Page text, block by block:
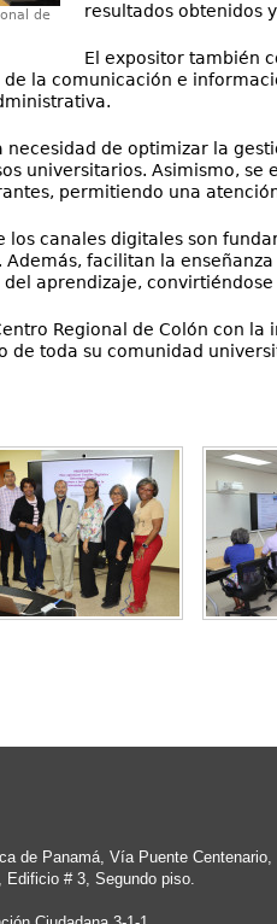
de
resultados obtenidos
El expositor también
la comunicación e
necesidad de optimizar la
universitarios. Asimismo,
permitiendo una
los canales digitales son
facilitan la
aprendizaje,
Regional de Colón con
de toda su comunidad
de Panamá, Vía Puente Centenario,
# 3, Segundo piso.